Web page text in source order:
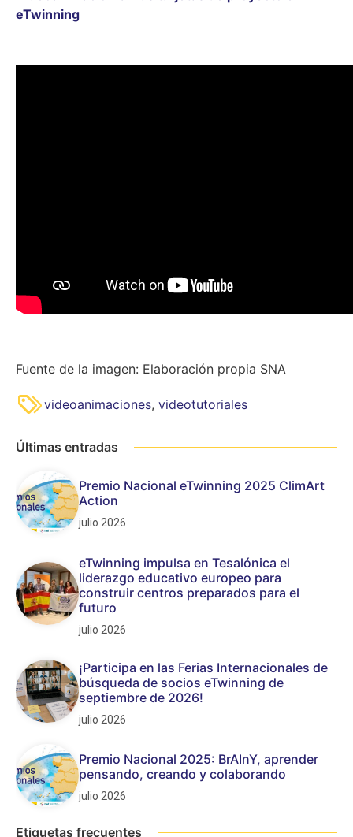
eTwinning
Fuente de la imagen: Elaboración propia SNA
videoanimaciones, videotutoriales
Últimas entradas
Premio Nacional eTwinning 2025 ClimArt
Action
julio 2026
eTwinning impulsa en Tesalónica el
liderazgo educativo europeo para
construir centros preparados para el
futuro
julio 2026
¡Participa en las Ferias Internacionales de
búsqueda de socios eTwinning de
septiembre de 2026!
julio 2026
Premio Nacional 2025: BrAInY, aprender
pensando, creando y colaborando
julio 2026
Etiquetas frecuentes